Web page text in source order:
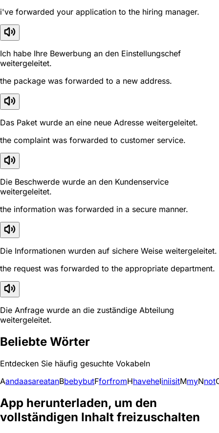
i've forwarded your application to the hiring manager.
Ich habe Ihre Bewerbung an den Einstellungschef
weitergeleitet.
the package was forwarded to a new address.
Das Paket wurde an eine neue Adresse weitergeleitet.
the complaint was forwarded to customer service.
Die Beschwerde wurde an den Kundenservice
weitergeleitet.
the information was forwarded in a secure manner.
Die Informationen wurden auf sichere Weise weitergeleitet.
the request was forwarded to the appropriate department.
Die Anfrage wurde an die zuständige Abteilung
weitergeleitet.
Beliebte Wörter
Entdecken Sie häufig gesuchte Vokabeln
AandaasareatanBbebybutFforfromHhaveheIiniisitMmyNnot
App herunterladen, um den
vollständigen Inhalt freizuschalten